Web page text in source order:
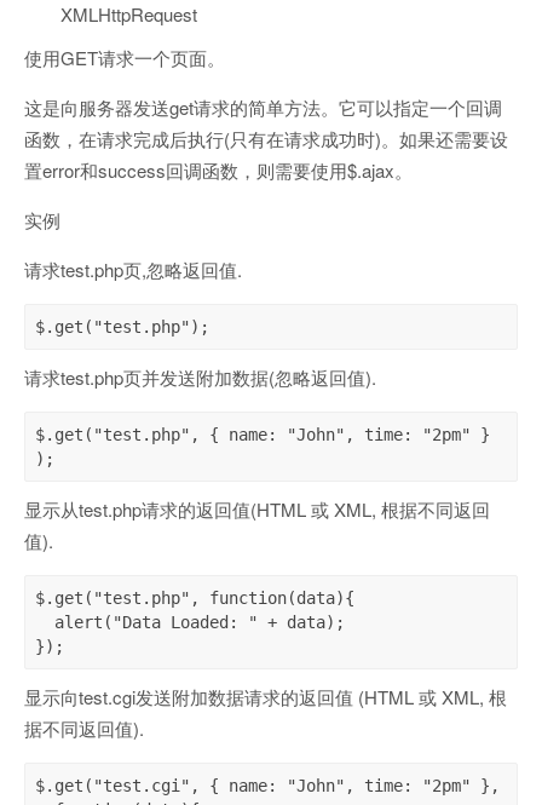
XMLHttpRequest
使用GET请求一个页面。
这是向服务器发送get请求的简单方法。它可以指定一个回调
函数，在请求完成后执行(只有在请求成功时)。如果还需要设
置error和success回调函数，则需要使用$.ajax。
实例
请求test.php页,忽略返回值.
$.get("test.php");
请求test.php页并发送附加数据(忽略返回值).
$.get("test.php", { name: "John", time: "2pm" }
);
显示从test.php请求的返回值(HTML 或 XML, 根据不同返回
值).
$.get("test.php", function(data){
});
显示向test.cgi发送附加数据请求的返回值 (HTML 或 XML, 根
据不同返回值).
$.get("test.cgi", { name: "John", time: "2pm" },